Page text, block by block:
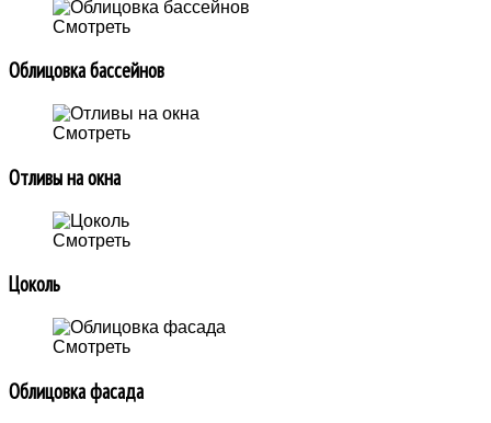
Смотреть
Облицовка бассейнов
Смотреть
Отливы на окна
Смотреть
Цоколь
Смотреть
Облицовка фасада